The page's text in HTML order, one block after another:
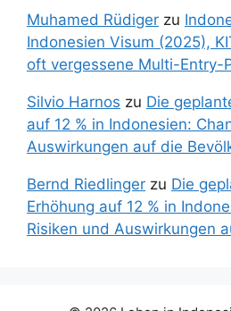
Muhamed Rüdiger zu
Indonesien Visum (2025),
oft vergessene Multi-Entry-
Silvio Harnos zu Die
auf 12 % in Indonesien:
Auswirkungen auf die
Bernd Riedlinger zu Die
Erhöhung auf 12 % in
Risiken und Auswirkungen